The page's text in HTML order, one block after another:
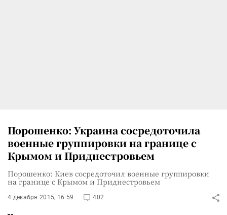
Порошенко: Украина сосредоточила
военные группировки на границе с
Крымом и Приднестровьем
Порошенко: Киев сосредоточил военные группировки
на границе с Крымом и Приднестровьем
4 декабря 2015, 16:59 402